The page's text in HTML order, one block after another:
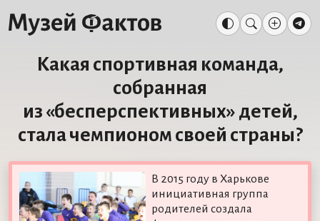
Какая спортивная команда,
собранная
из «бесперспективных» детей,
стала чемпионом своей страны?
В 2015 году в Харькове
инициативная группа
родителей создала